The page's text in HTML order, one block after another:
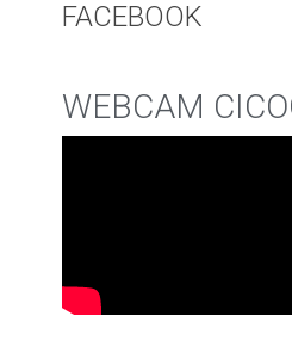
FACEBOOK
WEBCAM